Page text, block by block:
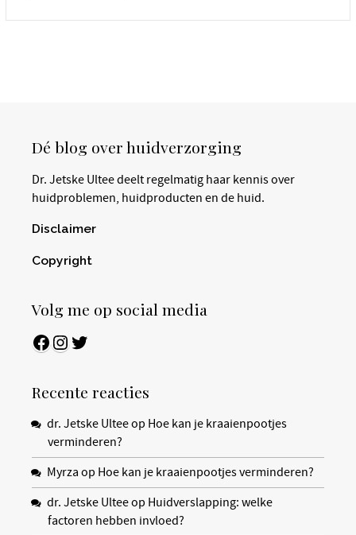
Dé blog over huidverzorging
Dr. Jetske Ultee deelt regelmatig haar kennis over
huidproblemen, huidproducten en de huid.
Disclaimer
Copyright
Volg me op social media
Facebook
Instagram
Twitter
Recente reacties
dr. Jetske Ulteeop Hoe kan je kraaienpootjes
verminderen?
Myrza op Hoe kan je kraaienpootjes verminderen?
dr. Jetske Ulteeop Huidverslapping: welke
factoren hebben invloed?